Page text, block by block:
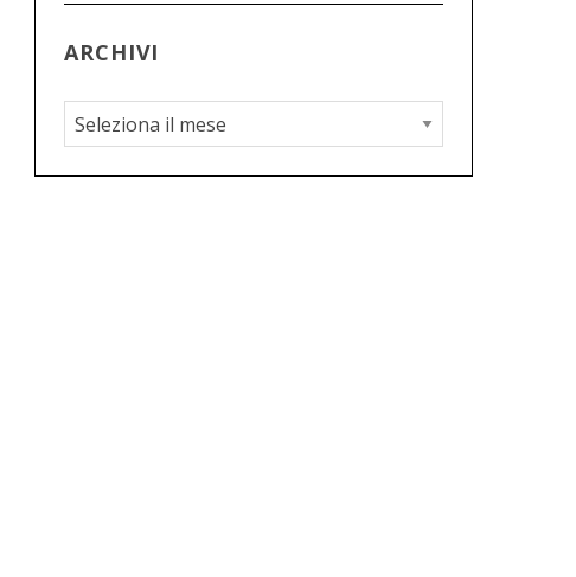
ARCHIVI
A
r
c